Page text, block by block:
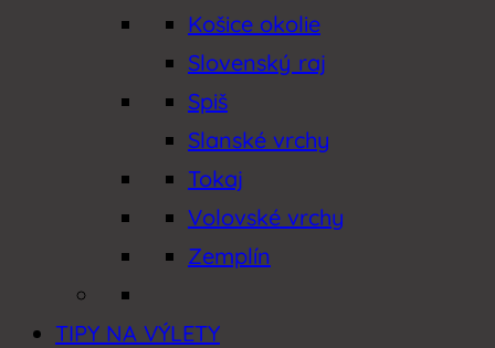
Košice okolie
Slovenský raj
Spiš
Slanské vrchy
Tokaj
Volovské vrchy
Zemplín
TIPY NA VÝLETY